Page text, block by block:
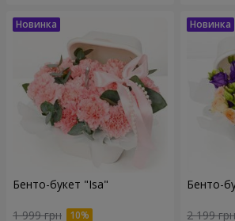
Бенто-букет "Isa"
1 999 грн
Бенто-
2 199 грн